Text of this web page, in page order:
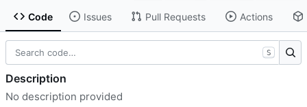
Code Issues Pull Requests Actions
S
Description
No description provided